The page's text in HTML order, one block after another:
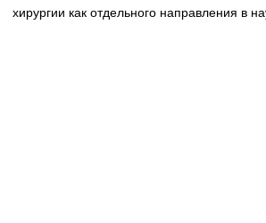
хирургии как отдельного направления в